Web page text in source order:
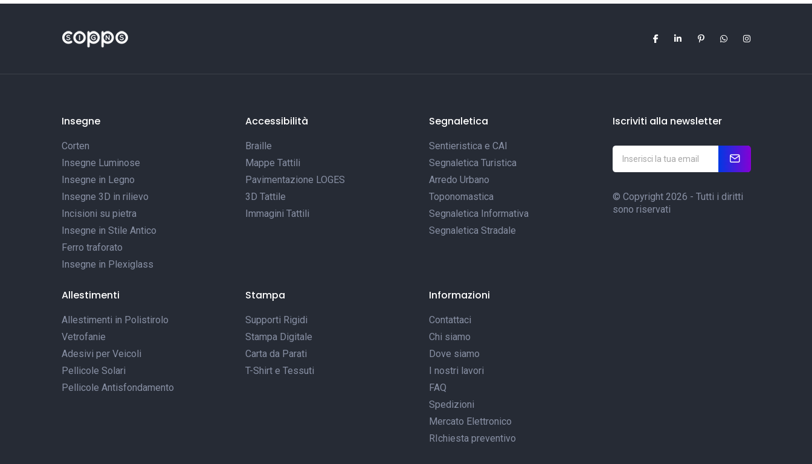
Insegne
Corten
Insegne Luminose
Insegne in Legno
Insegne 3D in rilievo
Incisioni su pietra
Insegne in Stile Antico
Ferro traforato
Insegne in Plexiglass
Accessibilità
Braille
Mappe Tattili
Pavimentazione LOGES
3D Tattile
Immagini Tattili
Segnaletica
Sentieristica e CAI
Segnaletica Turistica
Arredo Urbano
Toponomastica
Segnaletica Informativa
Segnaletica Stradale
Allestimenti
Allestimenti in Polistirolo
Vetrofanie
Adesivi per Veicoli
Pellicole Solari
Pellicole Antisfondamento
Stampa
Supporti Rigidi
Stampa Digitale
Carta da Parati
T-Shirt e Tessuti
Informazioni
Contattaci
Chi siamo
Dove siamo
I nostri lavori
FAQ
Spedizioni
Mercato Elettronico
RIchiesta preventivo
Iscriviti alla newsletter
© Copyright 2026 - Tutti i diritti
sono riservati